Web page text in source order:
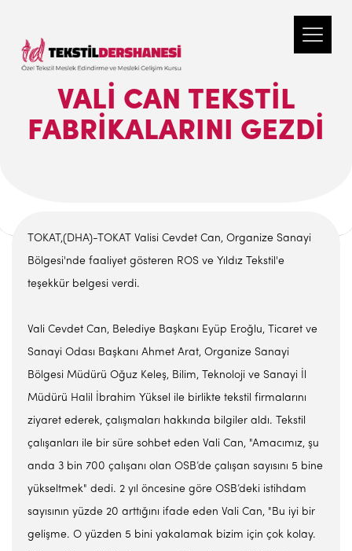
VALI CAN TEKSTIL
FABRIKALARINI GEZDI
TOKAT,(DHA)-TOKAT Valisi Cevdet Can, Organize Sanayi
Bölgesi'nde faaliyet gösteren ROS ve Yıldız Tekstil'e
teşekkür belgesi verdi.
Vali Cevdet Can, Belediye Başkanı Eyüp Eroğlu, Ticaret ve
Sanayi Odası Başkanı Ahmet Arat, Organize Sanayi
Bölgesi Müdürü Oğuz Keleş, Bilim, Teknoloji ve Sanayi İl
Müdürü Halil İbrahim Yüksel ile birlikte tekstil firmalarını
ziyaret ederek, çalışmaları hakkında bilgiler aldı. Tekstil
çalışanları ile bir süre sohbet eden Vali Can, "Amacımız, şu
anda 3 bin 700 çalışanı olan OSB’de çalışan sayısını 5 bine
yükseltmek" dedi. 2 yıl öncesine göre OSB’deki istihdam
sayısının yüzde 20 arttığını ifade eden Vali Can, "Bu iyi bir
gelişme. O yüzden 5 bini yakalamak bizim için çok kolay.